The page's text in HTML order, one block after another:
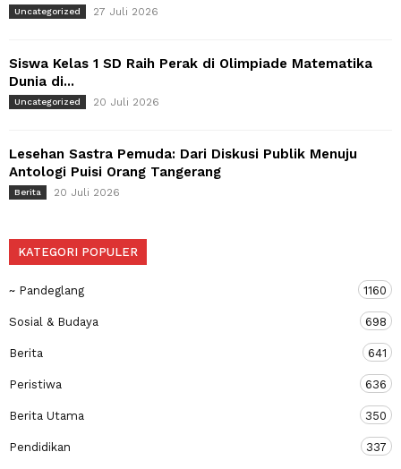
Uncategorized 27 Juli 2026
Siswa Kelas 1 SD Raih Perak di Olimpiade Matematika
Dunia di...
Uncategorized 20 Juli 2026
Lesehan Sastra Pemuda: Dari Diskusi Publik Menuju
Antologi Puisi Orang Tangerang
Berita 20 Juli 2026
KATEGORI POPULER
~ Pandeglang 1160
Sosial & Budaya 698
Berita 641
Peristiwa 636
Berita Utama 350
Pendidikan 337